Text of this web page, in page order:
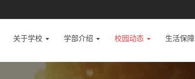
关于学校 学部介绍 校园动态 生活保障